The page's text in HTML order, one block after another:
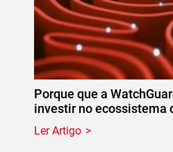
Porque que a
investir no ecossistema
Ler Artigo